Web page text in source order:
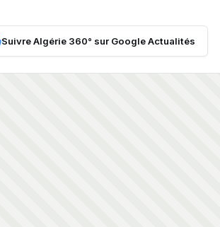
Suivre Algérie 360° sur Google Actualités